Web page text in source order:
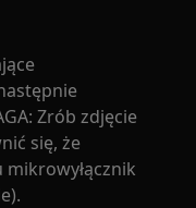
Zrób zdjęcie
się, że